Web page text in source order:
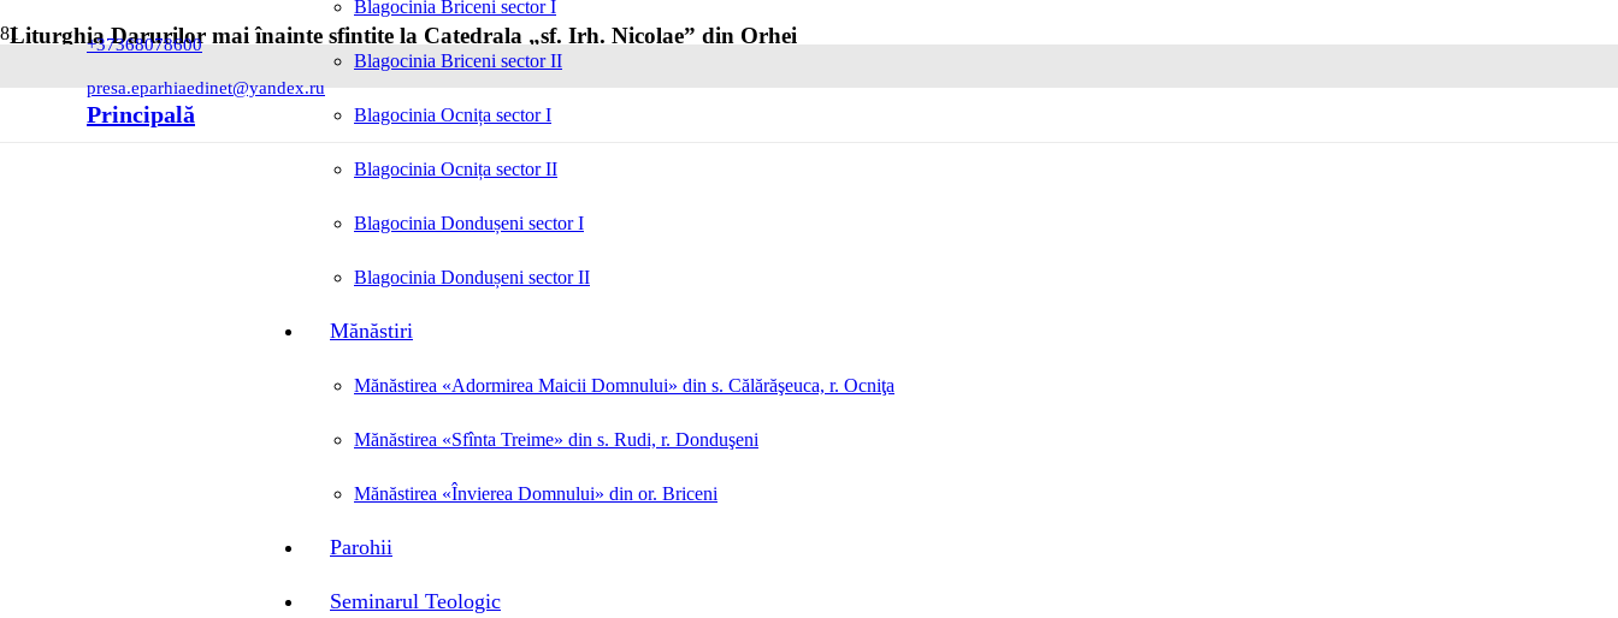
+37368078600
presa.eparhiaedinet@yandex.ru
Principală
Blagocinia Briceni sector I
Blagocinia Briceni sector II
Blagocinia Ocnița sector I
Blagocinia Ocnița sector II
Blagocinia Dondușeni sector I
Blagocinia Dondușeni sector II
Mănăstiri
Mănăstirea «Adormirea Maicii Domnului» din s. Călărăşeuca, r. Ocniţa
Mănăstirea «Sfînta Treime» din s. Rudi, r. Donduşeni
Mănăstirea «Învierea Domnului» din or. Briceni
Parohii
Seminarul Teologic
Liturghia Darurilor mai înainte sfințite la Catedrala „sf. Irh. Nicolae” din Orhei